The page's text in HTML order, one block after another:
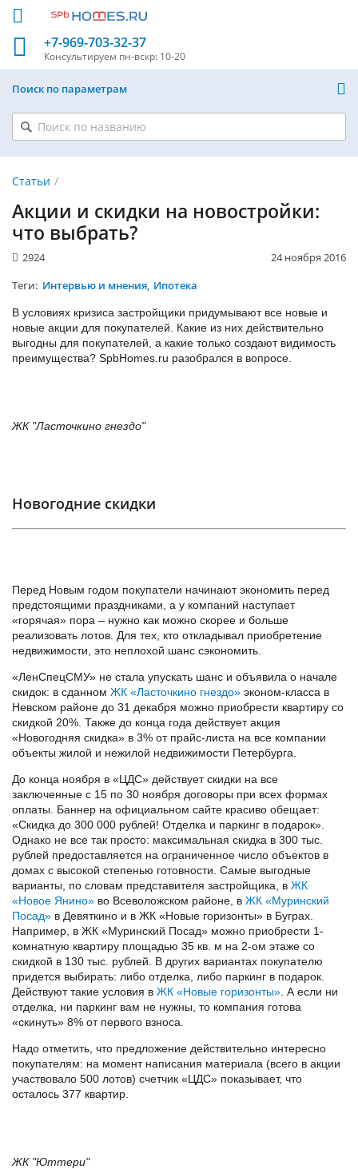
+7-969-703-32-37
Консультируем пн-вскр: 10-20
Поиск по параметрам
Статьи
Акции и скидки на новостройки:
что выбрать?
24 ноября 2016
2924
Теги: Интервью и мнения Ипотека
В условиях кризиса застройщики придумывают все новые и
новые акции для покупателей. Какие из них действительно
выгодны для покупателей, а какие только создают видимость
преимущества? SpbHomes.ru разобрался в вопросе.
ЖК "Ласточкино гнездо"
Новогодние скидки
Перед Новым годом покупатели начинают экономить перед
предстоящими праздниками, а у компаний наступает
«горячая» пора – нужно как можно скорее и больше
реализовать лотов. Для тех, кто откладывал приобретение
недвижимости, это неплохой шанс сэкономить.
«ЛенСпецСМУ» не стала упускать шанс и объявила о начале
скидок: в сданном ЖК «Ласточкино гнездо» эконом-класса в
Невском районе до 31 декабря можно приобрести квартиру со
скидкой 20%. Также до конца года действует акция
«Новогодняя скидка» в 3% от прайс-листа на все компании
объекты жилой и нежилой недвижимости Петербурга.
До конца ноября в «ЦДС» действует скидки на все
заключенные с 15 по 30 ноября договоры при всех формах
оплаты. Баннер на официальном сайте красиво обещает:
«Скидка до 300 000 рублей! Отделка и паркинг в подарок».
Однако не все так просто: максимальная скидка в 300 тыс.
рублей предоставляется на ограниченное число объектов в
домах с высокой степенью готовности. Самые выгодные
варианты, по словам представителя застройщика, в ЖК
«Новое Янино» во Всеволожском районе, в ЖК «Муринский
Посад» в Девяткино и в ЖК «Новые горизонты» в Буграх.
Например, в ЖК «Муринский Посад» можно приобрести 1-
комнатную квартиру площадью 35 кв. м на 2-ом этаже со
скидкой в 130 тыс. рублей. В других вариантах покупателю
придется выбирать: либо отделка, либо паркинг в подарок.
Действуют такие условия в ЖК «Новые горизонты» . А если ни
отделка, ни паркинг вам не нужны, то компания готова
«скинуть» 8% от первого взноса.
Надо отметить, что предложение действительно интересно
покупателям: на момент написания материала (всего в акции
участвовало 500 лотов) счетчик «ЦДС» показывает, что
осталось 377 квартир.
ЖК "Юттери"